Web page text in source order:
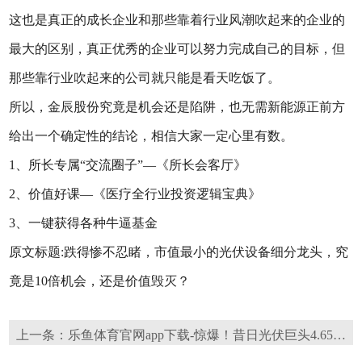
这也是真正的成长企业和那些靠着行业风潮吹起来的企业的
最大的区别，真正优秀的企业可以努力完成自己的目标，但
那些靠行业吹起来的公司就只能是看天吃饭了。
所以，金辰股份究竟是机会还是陷阱，也无需新能源正前方
给出一个确定性的结论，相信大家一定心里有数。
1、所长专属“交流圈子”—《所长会客厅》
2、价值好课—《医疗全行业投资逻辑宝典》
3、一键获得各种牛逼基金
原文标题:跌得惨不忍睹，市值最小的光伏设备细分龙头，究
竟是10倍机会，还是价值毁灭？
上一条：乐鱼体育官网app下载-惊爆！昔日光伏巨头4.65亿债权二度流拍